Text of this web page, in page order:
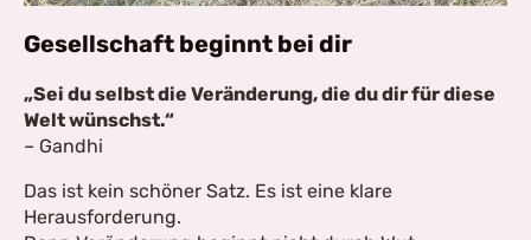
Gesellschaft beginnt bei dir
„Sei du selbst die Veränderung, die du dir für diese
Welt wünschst.“
– Gandhi
Das ist kein schöner Satz. Es ist eine klare
Herausforderung.